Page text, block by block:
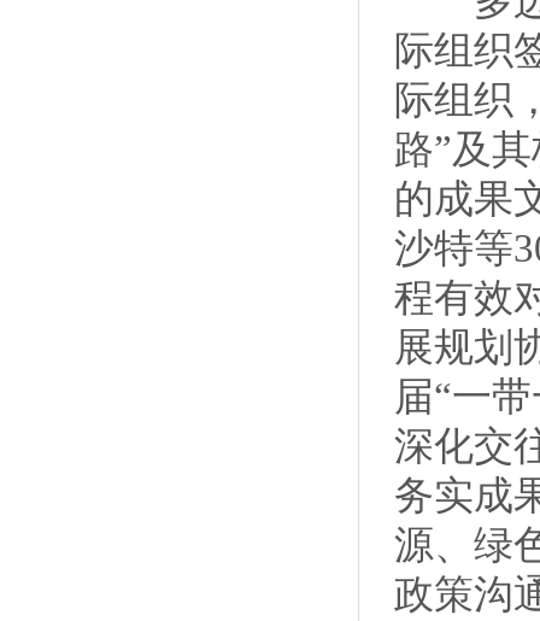
际组织
际组织
路”及
的成果
沙特等
程有效
展规划
届“一
深化交
务实成
源、绿
政策沟